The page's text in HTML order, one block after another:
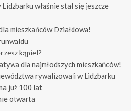
właśnie stał się jeszcze
mieszkańców Działdowa!
kąpiel?
dla najmłodszych mieszkańców!
rywalizowali w Lidzbarku
już 100 lat
otwarta